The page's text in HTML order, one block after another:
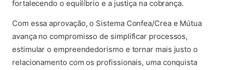
fortalecendo o equilíbrio e a justiça na cobrança.
Com essa aprovação, o Sistema Confea/Crea e Mútua
avança no compromisso de simplificar processos,
estimular o empreendedorismo e tornar mais justo o
relacionamento com os profissionais, uma conquista